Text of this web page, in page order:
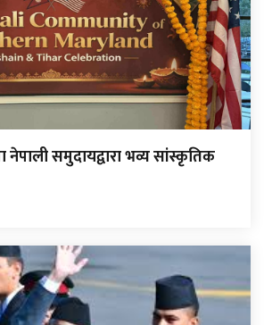
नेपाली समुदायद्वारा भव्य सांस्कृतिक